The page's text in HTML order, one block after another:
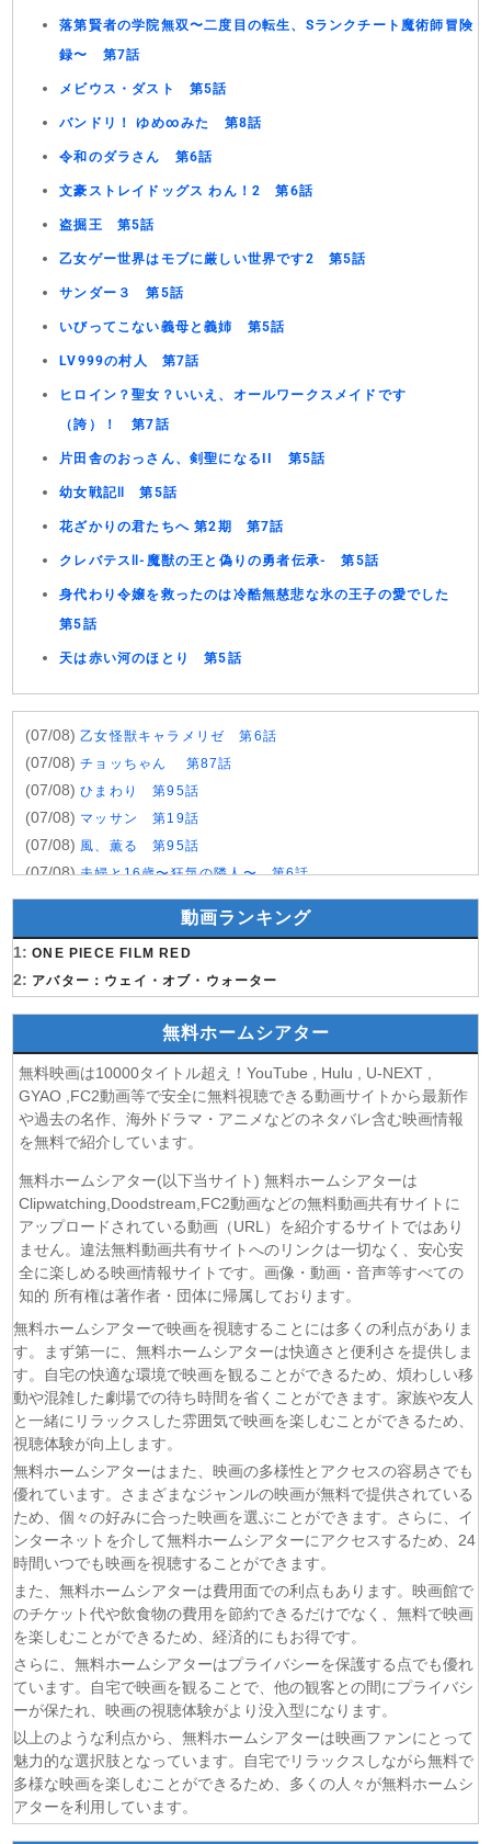
落第賢者の学院無双〜二度目の転生、Sランクチート魔術師冒険
録〜 第7話
メビウス・ダスト 第5話
バンドリ！ ゆめ∞みた 第8話
令和のダラさん 第6話
文豪ストレイドッグス わん！2 第6話
盗掘王 第5話
乙女ゲー世界はモブに厳しい世界です2 第5話
サンダー３ 第5話
いびってこない義母と義姉 第5話
LV999の村人 第7話
ヒロイン？聖女？いいえ、オールワークスメイドです
（誇）！ 第7話
片田舎のおっさん、剣聖になるII 第5話
幼女戦記Ⅱ 第5話
花ざかりの君たちへ 第2期 第7話
クレバテスⅡ-魔獣の王と偽りの勇者伝承- 第5話
身代わり令嬢を救ったのは冷酷無慈悲な氷の王子の愛でした
第5話
天は赤い河のほとり 第5話
(07/08)乙女怪獣キャラメリゼ 第6話
(07/08)チョッちゃん 第87話
(07/08)ひまわり 第95話
(07/08) マッサン 第19話
(07/08) 風、薫る 第95話
(07/08)夫婦と16歳〜狂気の隣人〜 第6話
(07/08)今から、親友やめようか。 第7話
未婚詐欺 私の知らない彼の顔 第4話
(07/08)ヤニねこ 第6話
(07/08)追放された転生重騎士はゲーム知識で無双する 第6話
一緒にごはんをたべるだけ 第6話
夫に不倫をお願いされました 第5話
(06/08)親愛なる夫へ〜完璧な妻の嘘〜 第6話
(06/08)落第賢者の学院無双〜二度目の転生、Sランクチート魔術
師冒険録〜 第7話
(06/08)メビウス・ダスト 第5話
(06/08) バンドリ！ ゆめ∞みた 第8話
(06/08)心配無用ノ介 天下御免 第4話
(06/08) ラストノート 第5話
(06/08)令和のダラさん 第6話
(06/08)文豪ストレイドッグス わん！2 第6話
(06/08)大空港〜GATE24〜 第3話
(06/08)盗掘王 第5話
(06/08)乙女ゲー世界はモブに厳しい世界です2 第5話
(06/08) チョッちゃん 第86話
(06/08) ひまわり 第94話
(06/08)マッサン 第18話
(06/08)風、薫る 第94話
(06/08)君は夏のなか 第6話
(06/08) いびってこない義母と義姉 第5話
(06/08)サンダー３ 第5話
動画ランキング
1: ONE PIECE FILM RED
2: アバター：ウェイ・オブ・ウォーター
無料ホームシアター
無料映画は10000タイトル超え！YouTube , Hulu , U-NEXT ,
GYAO ,FC2動画等で安全に無料視聴できる動画サイトから最新作
や過去の名作、海外ドラマ・アニメなどのネタバレ含む映画情報
を無料で紹介しています。
無料ホームシアター(以下当サイト) 無料ホームシアターは
Clipwatching,Doodstream,FC2動画などの無料動画共有サイトに
アップロードされている動画（URL）を紹介するサイトではあり
ません。違法無料動画共有サイトへのリンクは一切なく、安心安
全に楽しめる映画情報サイトです。画像・動画・音声等すべての
知的 所有権は著作者・団体に帰属しております。
無料ホームシアターで映画を視聴することには多くの利点がありま
す。まず第一に、無料ホームシアターは快適さと便利さを提供しま
す。自宅の快適な環境で映画を観ることができるため、煩わしい移
動や混雑した劇場での待ち時間を省くことができます。家族や友人
と一緒にリラックスした雰囲気で映画を楽しむことができるため、
視聴体験が向上します。
無料ホームシアターはまた、映画の多様性とアクセスの容易さでも
優れています。さまざまなジャンルの映画が無料で提供されている
ため、個々の好みに合った映画を選ぶことができます。さらに、イ
ンターネットを介して無料ホームシアターにアクセスするため、24
時間いつでも映画を視聴することができます。
また、無料ホームシアターは費用面での利点もあります。映画館で
のチケット代や飲食物の費用を節約できるだけでなく、無料で映画
を楽しむことができるため、経済的にもお得です。
さらに、無料ホームシアターはプライバシーを保護する点でも優れ
ています。自宅で映画を観ることで、他の観客との間にプライバシ
ーが保たれ、映画の視聴体験がより没入型になります。
以上のような利点から、無料ホームシアターは映画ファンにとって
魅力的な選択肢となっています。自宅でリラックスしながら無料で
多様な映画を楽しむことができるため、多くの人々が無料ホームシ
アターを利用しています。